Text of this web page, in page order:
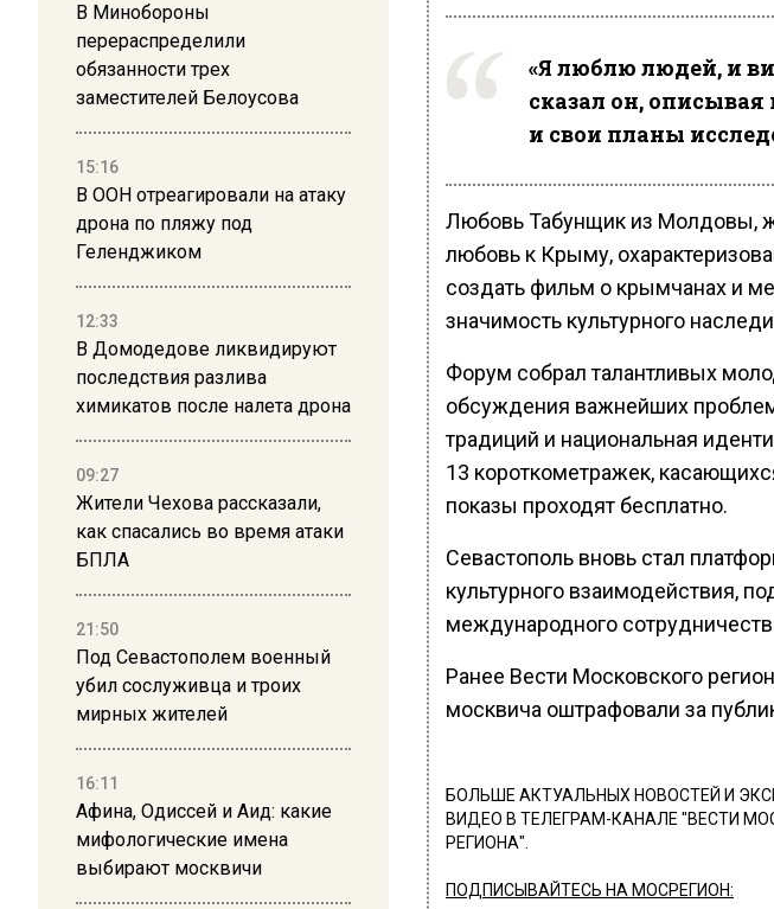
В Минобороны
перераспределили
обязанности трех
заместителей Белоусова
15:16
В ООН отреагировали на атаку
дрона по пляжу под
Геленджиком
12:33
В Домодедове ликвидируют
последствия разлива
химикатов после налета дрона
09:27
Жители Чехова рассказали,
как спасались во время атаки
БПЛА
21:50
Под Севастополем военный
убил сослуживца и троих
мирных жителей
16:11
Афина, Одиссей и Аид: какие
мифологические имена
выбирают москвичи
«Я люблю людей, и
сказал он, описывая
и свои планы
Любовь Табунщик из Молдовы,
любовь к Крыму,
создать фильм о крымчанах и
значимость культурного
Форум собрал талантливых
обсуждения важнейших
традиций и национальная
13 короткометражек,
показы проходят бесплатно.
Севастополь вновь стал
культурного взаимодействия,
международного
Ранее Вести Московского
москвича оштрафовали за
БОЛЬШЕ АКТУАЛЬНЫХ НОВОСТЕЙ И
ВИДЕО В ТЕЛЕГРАМ-КАНАЛЕ "ВЕСТИ
РЕГИОНА".
ПОДПИСЫВАЙТЕСЬ НА МОСРЕГИОН: